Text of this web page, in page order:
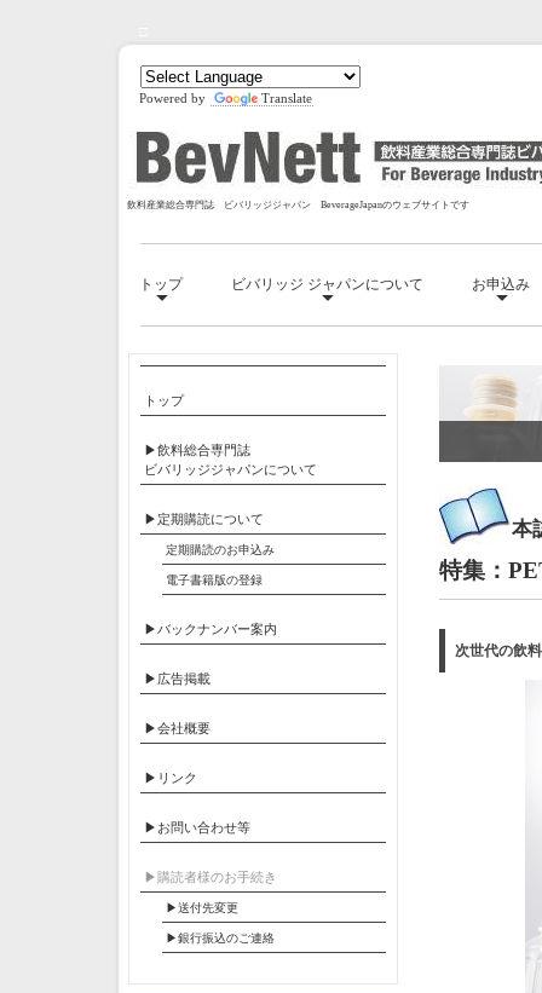
Powered by Translate
飲料産業総合専門誌 ビバリッジジャパン BeverageJapanのウェブサイトです
トップ ビバリッジ ジャパンについて お申込み
本
特集：
次世代の飲
トップ
▶飲料総合専門誌
ビバリッジジャパンについて
▶定期購読について
定期購読のお申込み
電子書籍版の登録
▶バックナンバー案内
▶広告掲載
▶会社概要
▶リンク
▶お問い合わせ等
▶︎購読者様のお手続き
▶送付先変更
▶︎銀行振込のご連絡